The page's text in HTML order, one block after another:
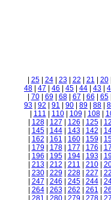
|
20
21
22
|
23
|
24
|
25
43
44
45
46
47
48
|
65
66
67
|
68
|
69
|
70
88
89
90
91
92
93
|
108
|
109
|
110
111
|
125
126
127
|
128
142
|
143
|
144
|
145
|
159
|
160
161
162
176
177
|
178
|
179
|
193
|
194
|
195
196
|
210
211
212
|
213
227
|
228
|
229
|
230
|
244
|
245
246
247
261
262
|
263
|
264
|
278
|
279
|
280
281